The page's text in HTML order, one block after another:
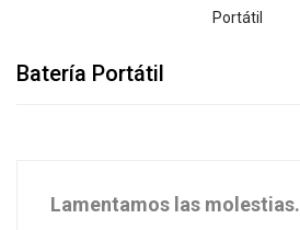
Portátil
Batería Portátil
Lamentamos las molestias.